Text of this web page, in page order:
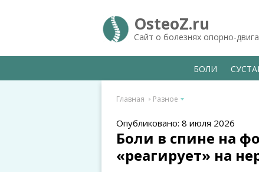
OsteoZ.ru
Сайт о болезнях опорно-
БОЛИ
Главная Разное
Опубликовано: 8 июля 2026
Боли в спине на
«реагирует» на